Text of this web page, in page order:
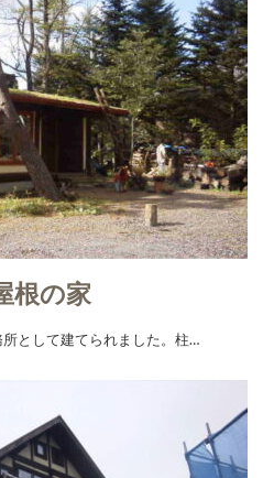
根の家
として建てられました。柱…